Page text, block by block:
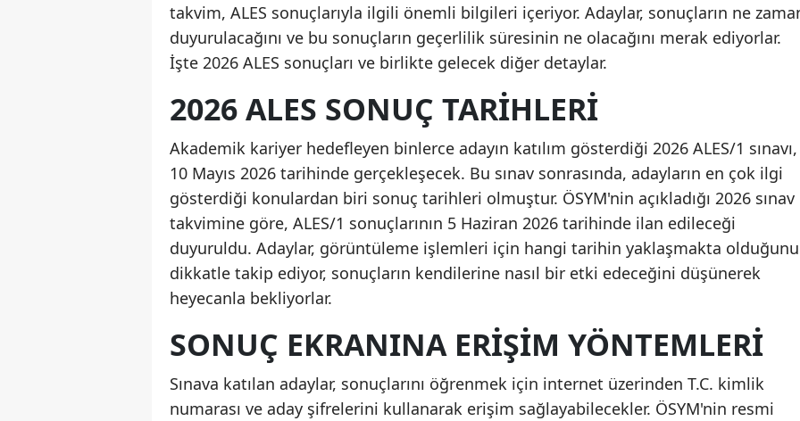
takvim, ALES sonuçlarıyla ilgili önemli bilgileri içeriyor. Adaylar, sonuçların ne
duyurulacağını ve bu sonuçların geçerlilik süresinin ne olacağını merak ediyorlar.
İşte 2026 ALES sonuçları ve birlikte gelecek diğer detaylar.
2026 ALES SONUÇ TARIHLERI
Akademik kariyer hedefleyen binlerce adayın katılım gösterdiği 2026 ALES/1 sınavı,
10 Mayıs 2026 tarihinde gerçekleşecek. Bu sınav sonrasında, adayların en çok ilgi
gösterdiği konulardan biri sonuç tarihleri olmuştur. ÖSYM'nin açıkladığı 2026 sınav
takvimine göre, ALES/1 sonuçlarının 5 Haziran 2026 tarihinde ilan edileceği
duyuruldu. Adaylar, görüntüleme işlemleri için hangi tarihin yaklaşmakta olduğunu
dikkatle takip ediyor, sonuçların kendilerine nasıl bir etki edeceğini düşünerek
heyecanla bekliyorlar.
SONUÇ EKRANINA ERIŞIM YÖNTEMLERI
Sınava katılan adaylar, sonuçlarını öğrenmek için internet üzerinden T.C. kimlik
numarası ve aday şifrelerini kullanarak erişim sağlayabilecekler. ÖSYM'nin resmi